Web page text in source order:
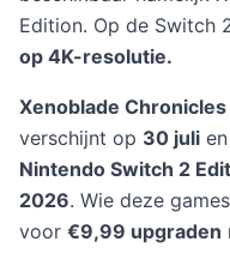
Edition. Op de Switch
op 4K-resolutie.
Xenoblade
verschijnt op 30 juli en
Nintendo Switch 2
2026. Wie deze
voor €9,99 upgraden